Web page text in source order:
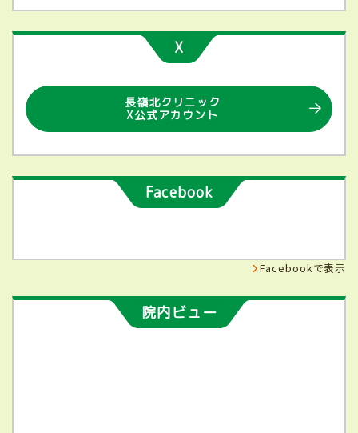
X
長嶺北クリニック
X公式アカウント
Facebook
Facebookで表示
院内ビュー